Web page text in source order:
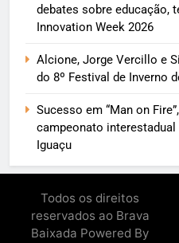
debates sobre educação,
Innovation Week 2026
Alcione, Jorge Vercillo e
do 8º Festival de Inverno
Sucesso em “Man on
campeonato
Iguaçu
Todos os direitos
reservados ao Brava
Baixada Powered By